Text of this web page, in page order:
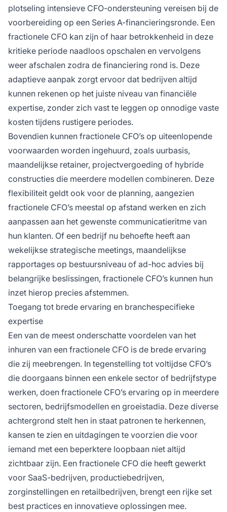
plotseling intensieve CFO-ondersteuning vereisen bij de
voorbereiding op een Series A-financieringsronde. Een
fractionele CFO kan zijn of haar betrokkenheid in deze
kritieke periode naadloos opschalen en vervolgens
weer afschalen zodra de financiering rond is. Deze
adaptieve aanpak zorgt ervoor dat bedrijven altijd
kunnen rekenen op het juiste niveau van financiële
expertise, zonder zich vast te leggen op onnodige vaste
kosten tijdens rustigere periodes.
Bovendien kunnen fractionele CFO’s op uiteenlopende
voorwaarden worden ingehuurd, zoals uurbasis,
maandelijkse retainer, projectvergoeding of hybride
constructies die meerdere modellen combineren. Deze
flexibiliteit geldt ook voor de planning, aangezien
fractionele CFO’s meestal op afstand werken en zich
aanpassen aan het gewenste communicatieritme van
hun klanten. Of een bedrijf nu behoefte heeft aan
wekelijkse strategische meetings, maandelijkse
rapportages op bestuursniveau of ad-hoc advies bij
belangrijke beslissingen, fractionele CFO’s kunnen hun
inzet hierop precies afstemmen.
Toegang tot brede ervaring en branchespecifieke
expertise
Een van de meest onderschatte voordelen van het
inhuren van een fractionele CFO is de brede ervaring
die zij meebrengen. In tegenstelling tot voltijdse CFO’s
die doorgaans binnen een enkele sector of bedrijfstype
werken, doen fractionele CFO’s ervaring op in meerdere
sectoren, bedrijfsmodellen en groeistadia. Deze diverse
achtergrond stelt hen in staat patronen te herkennen,
kansen te zien en uitdagingen te voorzien die voor
iemand met een beperktere loopbaan niet altijd
zichtbaar zijn. Een fractionele CFO die heeft gewerkt
voor SaaS-bedrijven, productiebedrijven,
zorginstellingen en retailbedrijven, brengt een rijke set
best practices en innovatieve oplossingen mee.